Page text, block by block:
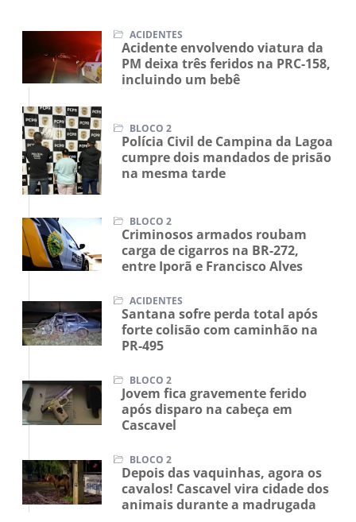
ACIDENTES
Acidente envolvendo viatura da
PM deixa três feridos na PRC-158,
incluindo um bebê
BLOCO 2
Polícia Civil de Campina da Lagoa
cumpre dois mandados de prisão
na mesma tarde
BLOCO 2
Criminosos armados roubam
carga de cigarros na BR-272,
entre Iporã e Francisco Alves
ACIDENTES
Santana sofre perda total após
forte colisão com caminhão na
PR-495
BLOCO 2
Jovem fica gravemente ferido
após disparo na cabeça em
Cascavel
BLOCO 2
Depois das vaquinhas, agora os
cavalos! Cascavel vira cidade dos
animais durante a madrugada